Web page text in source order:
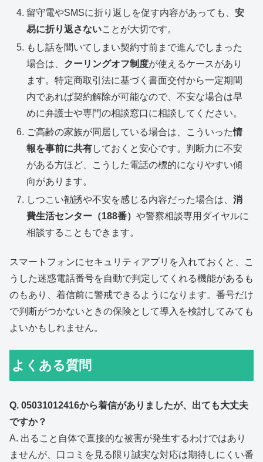
留守電やSMSに折り返しを促す内容があっても、安
易に折り返さないことが大切です。
もし話を聞いてしまい契約寸前まで進んでしまった
場合は、 クーリングオフ制度が使えるケースがあり
ます。特定商取引法に基づく書面交付から一定期間
内であれば契約解除が可能なので、不安な場合は早
めに弁護士や専門の相談窓口に相談してください。
ご高齢の家族が同居している場合は、こういった情
報を事前に共有しておくと安心です。判断力に不安
がある方ほど、こうした電話の標的になりやすい傾
向があります。
しつこい勧誘や不安を感じる内容だった場合は、消
費生活センター（188番）や警察相談専用ダイヤルに
相談することもできます。
スマートフォンにセキュリティアプリを入れておくと、こ
うした迷惑電話番号を自動で判定してくれる機能があるも
のもあり、着信前に警戒できるようになります。番号だけ
で判断がつかないときの保険として導入を検討してみても
よいかもしれません。
よくある質問
Q. 05031012416から着信がありましたが、出ても大丈夫
ですか？
A. 出ること自体で直接的な被害が発生するわけではあり
ませんが、口コミを見る限り誠実な対応は期待しにくい番